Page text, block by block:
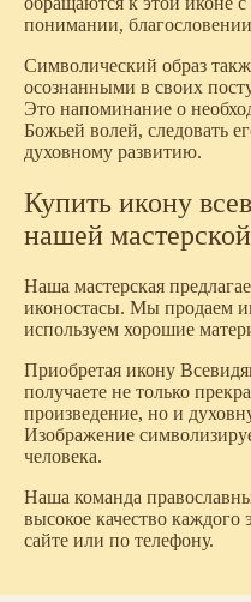
понимании,
Символический образ
осознанными в своих
Это напоминание о
Божьей волей, следовать
духовному развитию.
Купить икону
нашей мастерской
Наша мастерская
иконостасы. Мы продаем
используем хорошие
Приобретая икону
получаете не только
произведение, но и
Изображение
человека.
Наша команда
высокое качество каждого
сайте или по телефону.